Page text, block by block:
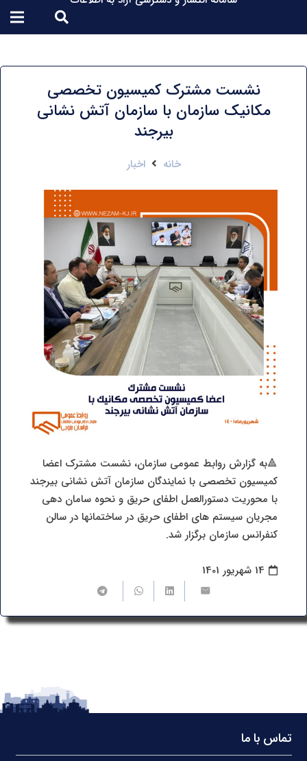
نشست مشترک کمیسیون تخصصی
مکانیک سازمان با سازمان آتش نشانی
بیرجند
خانه اخبار
🔺به گزارش روابط عمومی سازمان، نشست مشترک اعضا
کمیسیون تخصصی با نمایندگان سازمان آتش نشانی بیرجند
با محوریت دستورالعمل اطفای حریق و نحوه سامان دهی
مجریان سیستم های اطفای حریق در ساختمانها در سالن
کنفرانس سازمان برگزار شد.
14 شهریور 1401
تماس با ما